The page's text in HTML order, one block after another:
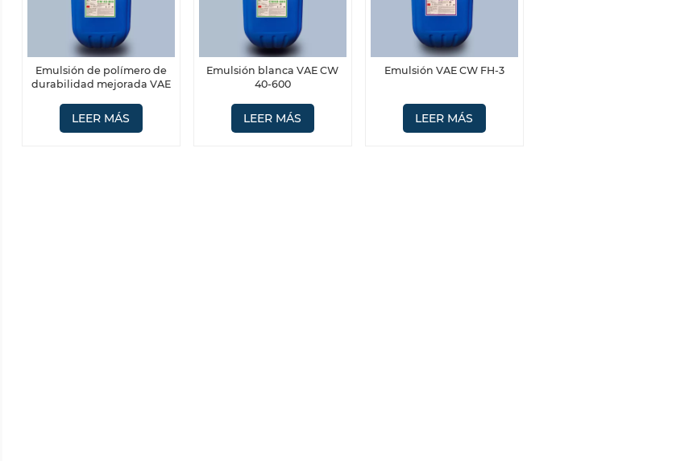
Emulsión de polímero de
durabilidad mejorada VAE
LEER MÁS
Emulsión blanca VAE CW
40-600
LEER MÁS
Emulsión VAE CW FH-3
LEER MÁS